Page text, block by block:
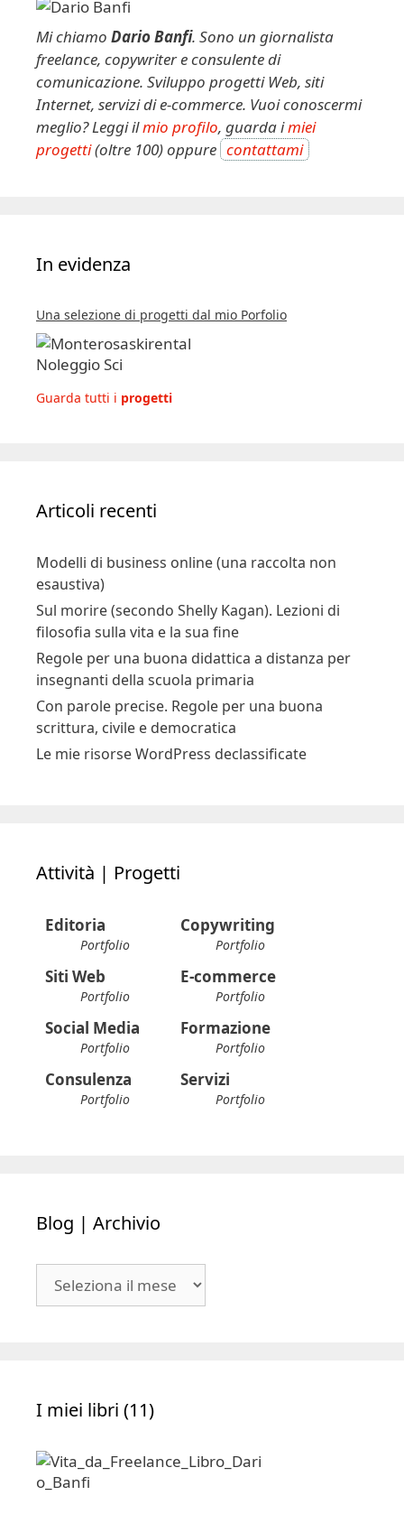
Mi chiamo Dario Banfi. Sono un giornalista
freelance, copywriter e consulente di
comunicazione. Sviluppo progetti Web, siti
Internet, servizi di e-commerce. Vuoi conoscermi
meglio? Leggi ilmio profilo, guarda imiei
progetti(oltre 100) oppure contattami
In evidenza
Una selezione di progetti dal mio Porfolio
Guarda tutti iprogetti
Articoli recenti
Modelli di business online (una raccolta non
esaustiva)
Sul morire (secondo Shelly Kagan). Lezioni di
filosofia sulla vita e la sua fine
Le mie risorse WordPress declassificate
Attività | Progetti
Editoria Copywriting
Siti Web E-commerce
Portfolio
|